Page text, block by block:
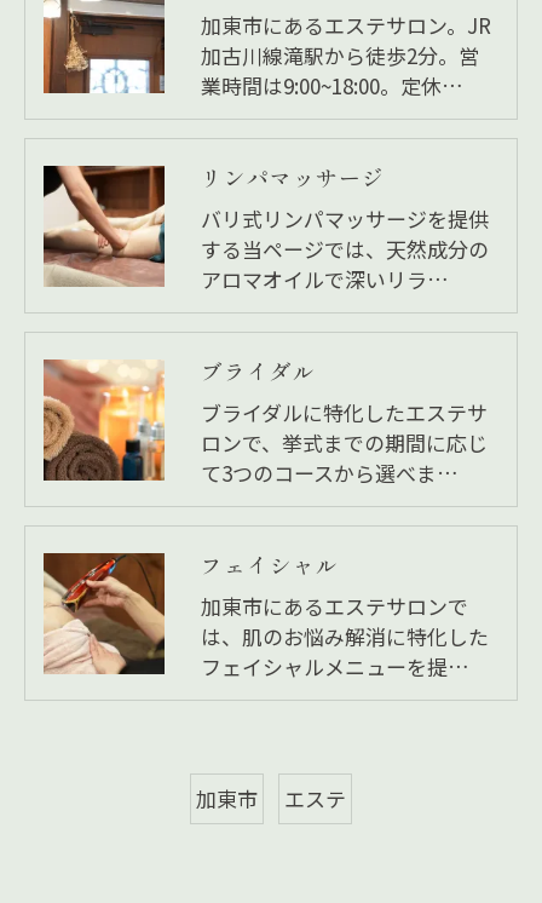
加東市にあるエステサロン。JR
加古川線滝駅から徒歩2分。営
業時間は9:00~18:00。定休…
リンパマッサージ
バリ式リンパマッサージを提供
する当ページでは、天然成分の
アロマオイルで深いリラ…
ブライダル
ブライダルに特化したエステサ
ロンで、挙式までの期間に応じ
て3つのコースから選べま…
フェイシャル
加東市にあるエステサロンで
は、肌のお悩み解消に特化した
フェイシャルメニューを提…
加東市 エステ